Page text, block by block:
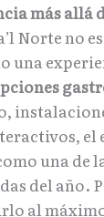
más allá
Norte no
una
el
una de
del año.
al